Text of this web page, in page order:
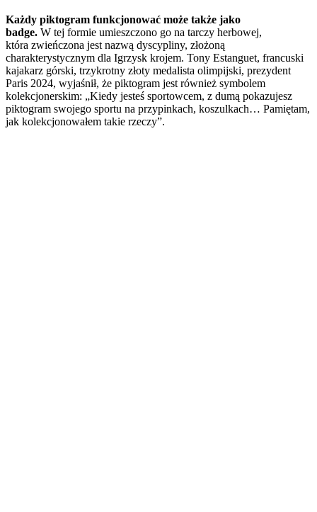
Każdy piktogram funkcjonować może także jako
badge. W tej formie umieszczono go na tarczy herbowej,
która zwieńczona jest nazwą dyscypliny, złożoną
charakterystycznym dla Igrzysk krojem. Tony Estanguet, francuski
kajakarz górski, trzykrotny złoty medalista olimpijski, prezydent
Paris 2024, wyjaśnił, że piktogram jest również symbolem
kolekcjonerskim: „Kiedy jesteś sportowcem, z dumą pokazujesz
piktogram swojego sportu na przypinkach, koszulkach… Pamiętam,
jak kolekcjonowałem takie rzeczy”.